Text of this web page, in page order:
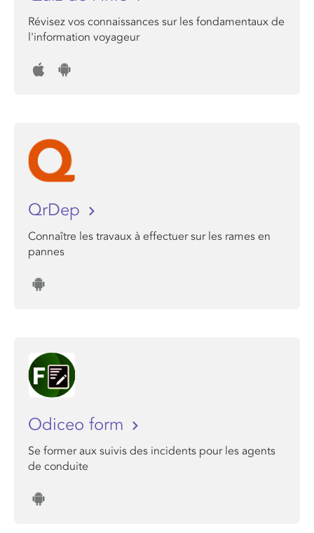
Révisez vos connaissances sur les fondamentaux de
l'information voyageur
QrDep
Connaître les travaux à effectuer sur les rames en
pannes
Odiceo form
Se former aux suivis des incidents pour les agents
de conduite